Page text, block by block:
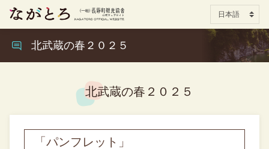
北武蔵の春２０２５
北武蔵の春２０２５
「パンフレット」